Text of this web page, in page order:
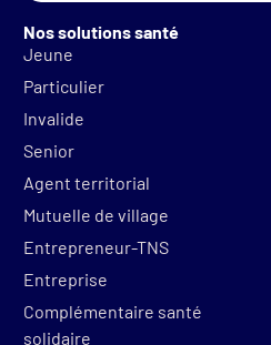
Nos solutions santé
Jeune
Particulier
Invalide
Senior
Agent territorial
Mutuelle de village
Entrepreneur-TNS
Entreprise
Complémentaire santé
solidaire